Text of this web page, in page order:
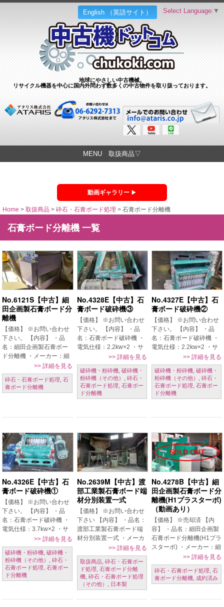
English （英語サイト）
地球にやさしい中古機械。
リサイクル機器を中心に国内外問わず数多くの中古物件を取り扱っております。
Select Language ▼
MENU 取扱商品▽
動画ギャラリー
Home > 取扱商品 > 砕石・石膏ボード処理 > 石膏ボード分離機
石膏ボード分離機 一覧
No.6121S【中古】細
田企画製石膏ボード分
離機
【価格】 ※お問い合わせ
下さい。 【内容】 ・品
名：細田企画製石膏ボー
ド分離機 ・メーカー：細
田企画 ・型式：HIプラス
ターボ ・年式：不明 ・動
作確認可能 ・投入コンベ
ア付 ・処理能力：
>> 詳細を見る
砕石・石膏ボード処理 ,石
膏ボード分離機
No.4328E【中古】石
膏ボード破砕機③
【価格】 ※お問い合わせ
下さい。 【内容】 ・品
名：石膏ボード破砕機 ・
電気仕様：2.2kw×2 ・サ
イズ：600×400mm 【条
件】 現状置場渡し、保証
なし、売り切れ御免、ご
発注時一括現金振込 【掲
載日】 2024年 […]
>> 詳細を見る
破砕機・粉砕機, 破砕機・
粉砕機（その他）
砕石・
石膏ボード処理 石膏ボー
ド分離機
No.4327E【中古】石
膏ボード破砕機②
【価格】 ※お問い合わせ
下さい。 【内容】 ・品
名：石膏ボード破砕機 ・
電気仕様：2.2kw×2 ・サ
イズ：500×260mm 【条
件】 現状置場渡し、保証
なし、売り切れ御免、ご
発注時一括現金振込 【掲
載日】 2024年 […]
>> 詳細を見る
破砕機・粉砕機, 破砕機・
粉砕機（その他）
砕石・
石膏ボード処理 石膏ボー
ド分離機
No.4326E【中古】石
膏ボード破砕機①
【価格】 ※お問い合わせ
下さい。 【内容】 ・品
名：石膏ボード破砕機 ・
電気仕様：3.7kw×2 ・サ
イズ：500×260mm 【条
件】 現状置場渡し、保証
なし、売り切れ御免、ご
発注時一括現金振込 【掲
載日】 2024年 […]
>> 詳細を見る
破砕機・粉砕機 ,破砕機・
粉砕機（その他）
,砕石・
石膏ボード処理 ,石膏ボー
ド分離機
No.2639M【中古】渡
部工業製石膏ボード端
材分別装置一式
【価格】 ※お問い合わせ
下さい 【内容】 ・品名：
渡部工業製石膏ボード端
材分別装置一式 ・メーカ
ー：渡部工業 ・型式：
300 ・年式：2005年(平成
17年) 【条件】 現状置場
渡し 【掲載日】 2020年
11月27日
>> 詳細を見る
取扱商品, 砕石・石膏ボー
ド処理 石膏ボード分離
機, 砕石・石膏ボード処理
（その他）
日本製
No.4278B【中古】細
田企画製石膏ボード分
離機(H1プラスターボ)
（動画あり）
【価格】 ※売却済 【内
容】 ・品名：細田企画製
石膏ボード分離機(H1プラ
スターボ) ・メーカー：細
田企画 ・型式 ：H1プラ
スターボ ・年式 ：2012
年 ・処理能力：約500
㎏/h ・電圧：AC200V 3
>> 詳細を見る
砕石・石膏ボード処理 石
膏ボード分離機, 成約済み